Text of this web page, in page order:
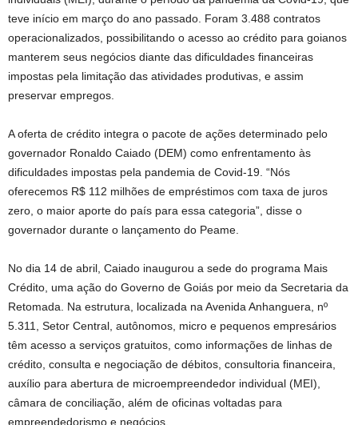
teve início em março do ano passado. Foram 3.488 contratos
operacionalizados, possibilitando o acesso ao crédito para goianos
manterem seus negócios diante das dificuldades financeiras
impostas pela limitação das atividades produtivas, e assim
preservar empregos.
A oferta de crédito integra o pacote de ações determinado pelo
governador Ronaldo Caiado (DEM) como enfrentamento às
dificuldades impostas pela pandemia de Covid-19. “Nós
oferecemos R$ 112 milhões de empréstimos com taxa de juros
zero, o maior aporte do país para essa categoria”, disse o
governador durante o lançamento do Peame.
No dia 14 de abril, Caiado inaugurou a sede do programa Mais
Crédito, uma ação do Governo de Goiás por meio da Secretaria da
Retomada. Na estrutura, localizada na Avenida Anhanguera, nº
5.311, Setor Central, autônomos, micro e pequenos empresários
têm acesso a serviços gratuitos, como informações de linhas de
crédito, consulta e negociação de débitos, consultoria financeira,
auxílio para abertura de microempreendedor individual (MEI),
câmara de conciliação, além de oficinas voltadas para
empreendedorismo e negócios.